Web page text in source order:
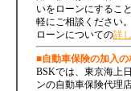
いをローンにするこ
軽にご相談ください。
ローンについての詳
■自動車保険の加入
BSKでは、東京海上
ンの自動車保険代理